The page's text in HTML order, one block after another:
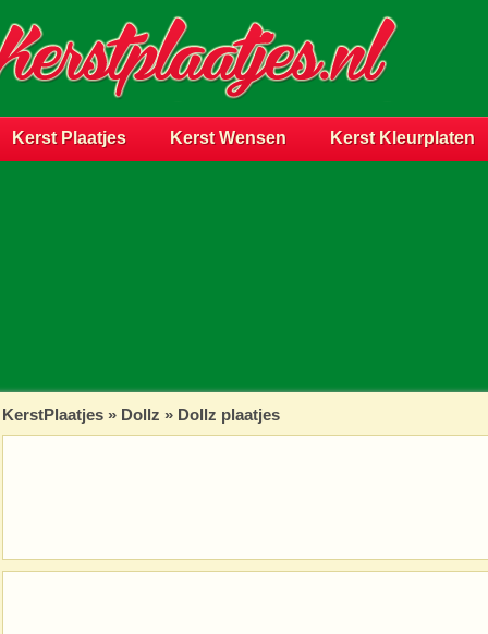
Kerst Plaatjes Kerst Wensen Kerst Kleurplaten
KerstPlaatjes » Dollz » Dollz plaatjes